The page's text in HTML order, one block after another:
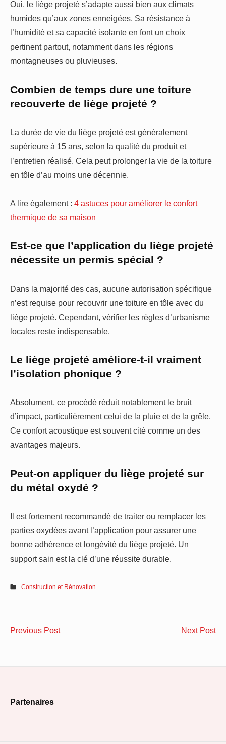
Oui, le liège projeté s’adapte aussi bien aux climats
humides qu’aux zones enneigées. Sa résistance à
l’humidité et sa capacité isolante en font un choix
pertinent partout, notamment dans les régions
montagneuses ou pluvieuses.
Combien de temps dure une toiture
recouverte de liège projeté ?
La durée de vie du liège projeté est généralement
supérieure à 15 ans, selon la qualité du produit et
l’entretien réalisé. Cela peut prolonger la vie de la toiture
en tôle d’au moins une décennie.
A lire également : 4 astuces pour améliorer le confort
thermique de sa maison
Est-ce que l’application du liège projeté
nécessite un permis spécial ?
Dans la majorité des cas, aucune autorisation spécifique
n’est requise pour recouvrir une toiture en tôle avec du
liège projeté. Cependant, vérifier les règles d’urbanisme
locales reste indispensable.
Le liège projeté améliore-t-il vraiment
l’isolation phonique ?
Absolument, ce procédé réduit notablement le bruit
d’impact, particulièrement celui de la pluie et de la grêle.
Ce confort acoustique est souvent cité comme un des
avantages majeurs.
Peut-on appliquer du liège projeté sur
du métal oxydé ?
Il est fortement recommandé de traiter ou remplacer les
parties oxydées avant l’application pour assurer une
bonne adhérence et longévité du liège projeté. Un
support sain est la clé d’une réussite durable.
Construction et Rénovation
Navigation
Previous PostPoser
Next Post
Partenaires